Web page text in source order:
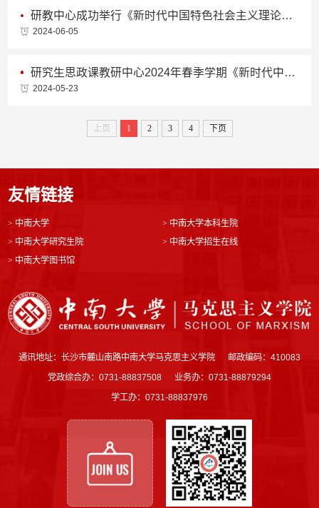
研教中心成功举行《新时代中国特色社会主义理论与实践》课程公开课
2024-06-05
研究生思政课教研中心2024年春季学期《新时代中国特色社会主义理论与实践》第二次集体备课会顺利开展
2024-05-23
上页 1 2 3 4 下页
友情链接
> 中南大学 > 中南大学本科生院
> 中南大学研究生院 > 中南大学招生在线
> 中南大学图书馆
通讯地址：长沙市麓山南路中南大学马克思主义学院
邮政编码：410083
党政综合办：0731-88837508
业务办：0731-88879294
学工办：0731-88837976